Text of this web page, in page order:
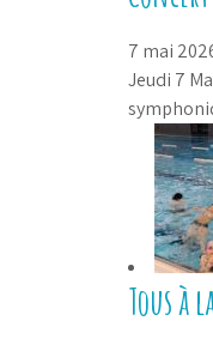
7 mai
Jeudi 7
Tous à